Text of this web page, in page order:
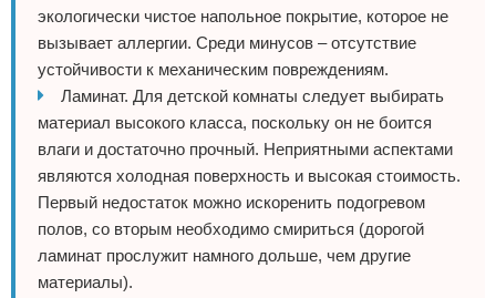
экологически чистое напольное покрытие, которое не
вызывает аллергии. Среди минусов – отсутствие
устойчивости к механическим повреждениям.
Ламинат. Для детской комнаты следует выбирать
материал высокого класса, поскольку он не боится
влаги и достаточно прочный. Неприятными аспектами
являются холодная поверхность и высокая стоимость.
Первый недостаток можно искоренить подогревом
полов, со вторым необходимо смириться (дорогой
ламинат прослужит намного дольше, чем другие
материалы).